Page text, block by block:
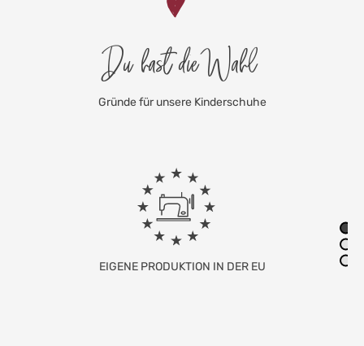
Du hast die Wahl
Gründe für unsere Kinderschuhe
FAMILIENUNTERNEHMEN MIT SITZ IN